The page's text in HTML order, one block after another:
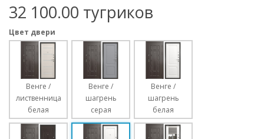
32 100.00 тугриков
Цвет двери
Венге /
лиственница
белая
Венге /
шагрень
серая
Венге /
шагрень
белая